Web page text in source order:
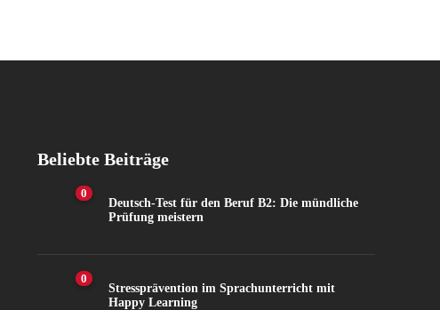
Beliebte Beiträge
0
Deutsch-Test für den Beruf B2: Die mündliche
Prüfung meistern
0
Stressprävention im Sprachunterricht mit
Happy Learning